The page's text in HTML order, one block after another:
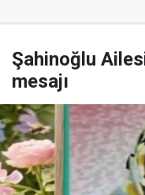
Şahinoğlu
mesajı